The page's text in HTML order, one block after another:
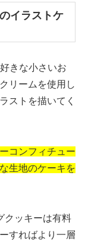
イラストケ
きな小さいお
リームを使用し
ストを描いてく
コンフィチュー
生地のケーキを
クッキーは有料
すればより一層